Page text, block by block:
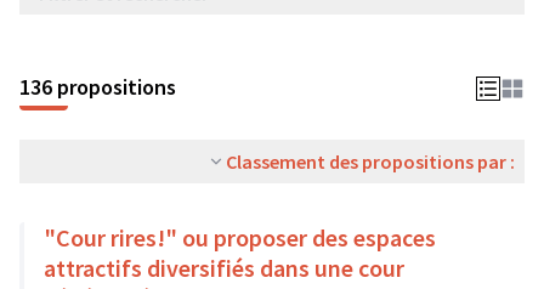
136 propositions
Classement des propositions par :
"Cour rires!" ou proposer des espaces
attractifs diversifiés dans une cour